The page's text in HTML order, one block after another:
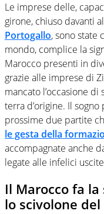
Le imprese delle,
girone, chiuso davanti
Portogallo, sono state
mondo, complice la
Marocco presenti in
grazie alle imprese di
mancato l’occasione
terra d’origine. Il
prossime due partite
le gesta della
accompagnate anche
legate alle infelici
Il Marocco fa
lo scivolone